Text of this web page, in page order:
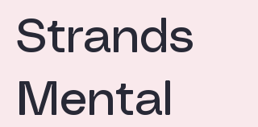
Strands
Mental